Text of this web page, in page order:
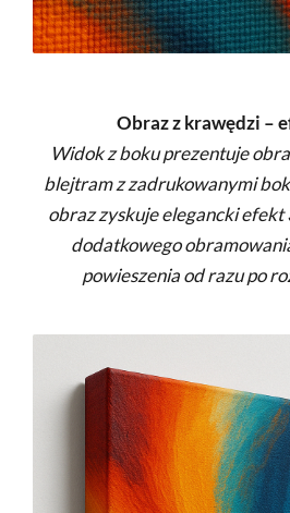
Obraz z krawędzi –
Widok z boku prezentuje
blejtram z zadrukowanymi
obraz zyskuje elegancki efekt
dodatkowego
powieszenia od razu po